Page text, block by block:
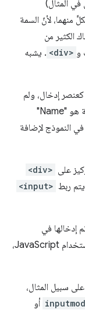
في المثال)
منهما، لأنّ السمة
الكثير من
و <div> . يشبه
كعنصر إدخال، ولم
يتمكن من إكمال النموذج كل ما يسمعه قارئ الشاشة هو "Name"
النموذج لإضافة
على <div>
يتم ربط <input>
إدخالها في
. وعلى الرغم من إمكانية إرفاق البيانات باستخدام JavaScript،
سبيل المثال،
أو